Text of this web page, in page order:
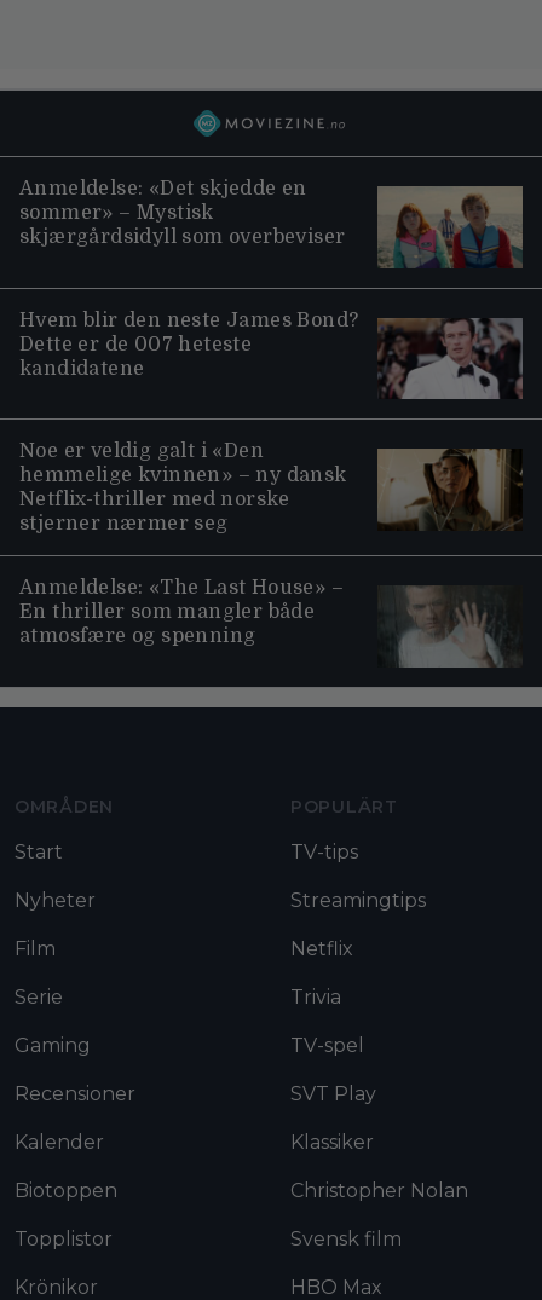
Anmeldelse: «Det skjedde en
sommer» – Mystisk
skjærgårdsidyll som overbeviser
Hvem blir den neste James Bond?
Dette er de 007 heteste
kandidatene
Noe er veldig galt i «Den
hemmelige kvinnen» – ny dansk
Netflix-thriller med norske
stjerner nærmer seg
Anmeldelse: «The Last House» –
En thriller som mangler både
atmosfære og spenning
OMRÅDEN
Start
Nyheter
Film
Serie
Gaming
Recensioner
Kalender
Biotoppen
Topplistor
Krönikor
POPULÄRT
TV-tips
Streamingtips
Netflix
Trivia
TV-spel
SVT Play
Klassiker
Christopher Nolan
Svensk film
HBO Max